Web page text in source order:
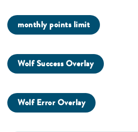
monthly points limit
Wolf Success Overlay
Wolf Error Overlay